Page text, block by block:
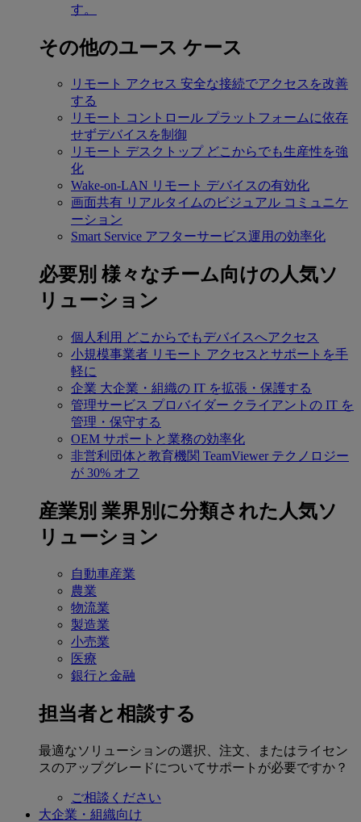
す。
その他のユース ケース
リモート アクセス 安全な接続でアクセスを改善
する
リモート コントロール プラットフォームに依存
せずデバイスを制御
リモート デスクトップ どこからでも生産性を強
化
Wake-on-LAN リモート デバイスの有効化
画面共有 リアルタイムのビジュアル コミュニケ
ーション
Smart Service アフターサービス運用の効率化
必要別 様々なチーム向けの人気ソ
リューション
個人利用 どこからでもデバイスへアクセス
小規模事業者 リモート アクセスとサポートを手
軽に
企業 大企業・組織の IT を拡張・保護する
管理サービス プロバイダー クライアントの IT を
管理・保守する
OEM サポートと業務の効率化
非営利団体と教育機関 TeamViewer テクノロジー
が 30% オフ
産業別 業界別に分類された人気ソ
リューション
自動車産業
農業
物流業
製造業
小売業
医療
銀行と金融
担当者と相談する
最適なソリューションの選択、注文、またはライセン
スのアップグレードについてサポートが必要ですか？
ご相談ください
大企業・組織向け